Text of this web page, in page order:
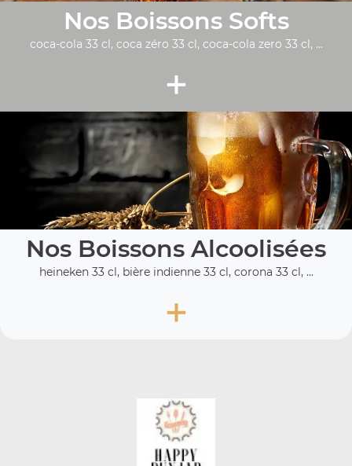
Nos Boissons Softs
coca-cola 33 cl, coca zéro 33 cl, coca-cola zero 33 cl, ...
+
Nos Boissons Alcoolisées
heineken 33 cl, bière indienne 33 cl, corona 33 cl, ...
+